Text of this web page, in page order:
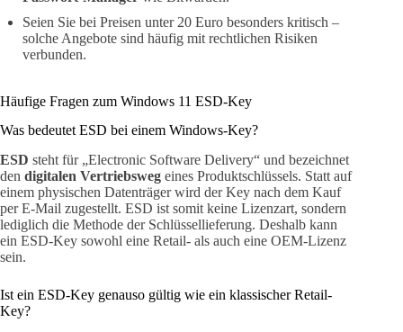
Seien Sie bei Preisen unter 20 Euro besonders kritisch –
solche Angebote sind häufig mit rechtlichen Risiken
verbunden.
Häufige Fragen zum Windows 11 ESD-Key
Was bedeutet ESD bei einem Windows-Key?
ESD steht für „Electronic Software Delivery“ und bezeichnet
den digitalen Vertriebsweg eines Produktschlüssels. Statt auf
einem physischen Datenträger wird der Key nach dem Kauf
per E-Mail zugestellt. ESD ist somit keine Lizenzart, sondern
lediglich die Methode der Schlüssellieferung. Deshalb kann
ein ESD-Key sowohl eine Retail- als auch eine OEM-Lizenz
sein.
Ist ein ESD-Key genauso gültig wie ein klassischer Retail-
Key?